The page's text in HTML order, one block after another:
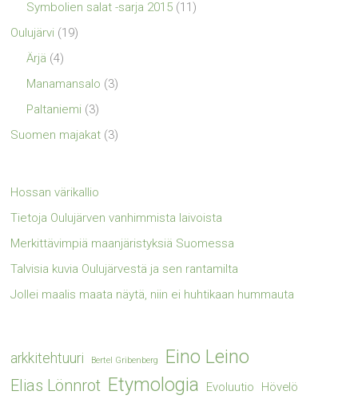
Symbolien salat -sarja 2015 (11)
Oulujärvi (19)
Ärjä (4)
Manamansalo (3)
Paltaniemi (3)
Suomen majakat (3)
Hossan värikallio
Tietoja Oulujärven vanhimmista laivoista
Merkittävimpiä maanjäristyksiä Suomessa
Talvisia kuvia Oulujärvestä ja sen rantamilta
Jollei maalis maata näytä, niin ei huhtikaan hummauta
arkkitehtuuri Bertel Gribenberg Eino Leino
Elias Lönnrot Etymologia Evoluutio
Hövelö